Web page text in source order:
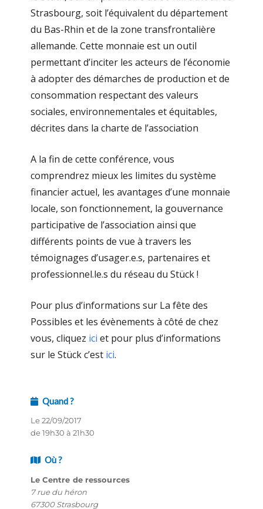
Strasbourg, soit l’équivalent du département
du Bas-Rhin et de la zone transfrontalière
allemande. Cette monnaie est un outil
permettant d’inciter les acteurs de l’économie
à adopter des démarches de production et de
consommation respectant des valeurs
sociales, environnementales et équitables,
décrites dans la charte de l’association
A la fin de cette conférence, vous
comprendrez mieux les limites du système
financier actuel, les avantages d’une monnaie
locale, son fonctionnement, la gouvernance
participative de l’association ainsi que
différents points de vue à travers les
témoignages d’usager.e.s, partenaires et
professionnel.le.s du réseau du Stück !
Pour plus d’informations sur La fête des
Possibles et les évènements à côté de chez
vous, cliquez ici et pour plus d’informations
sur le Stück c’est ici.
Quand ?
Le 22/09/2017
de 19h30 à 21h30
Où ?
Le Centre de ressources
7 rue du héron
67300 Strasbourg